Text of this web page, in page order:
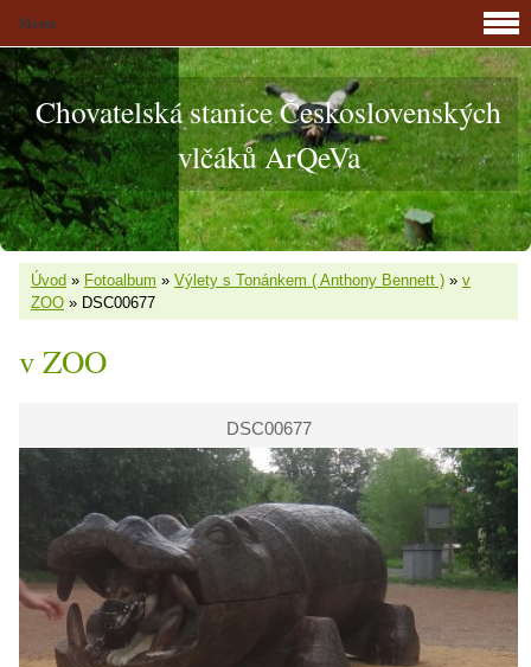
Chovatelská stanice Československých
vlčáků ArQeVa
Úvod » Fotoalbum » Výlety s Tonánkem ( Anthony Bennett ) » v
ZOO » DSC00677
v ZOO
DSC00677
Menu